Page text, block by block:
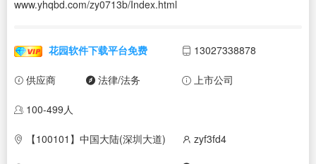
www.yhqbd.com/zy0713b/Index.html
花园软件下载平台免费 13027338878
供应商 法律/法务 上市公司
100-499人
【100101】中国大陆(深圳大道) zyf3fd4